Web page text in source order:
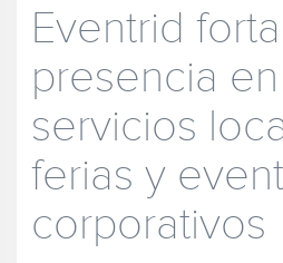
Eventrid
presencia
servicios
ferias y
corporativos